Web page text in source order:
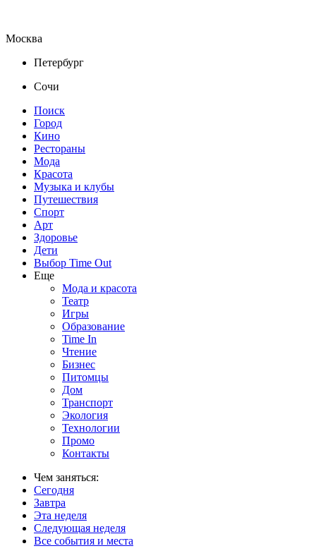
Москва
Петербург
Сочи
Поиск
Город
Кино
Рестораны
Мода
Красота
Музыка и клубы
Путешествия
Спорт
Арт
Здоровье
Дети
Выбор Time Out
Еще
Мода и красота
Театр
Игры
Образование
Time In
Чтение
Бизнес
Питомцы
Дом
Транспорт
Экология
Технологии
Промо
Контакты
Чем заняться:
Сегодня
Завтра
Эта неделя
Следующая неделя
Все события и места